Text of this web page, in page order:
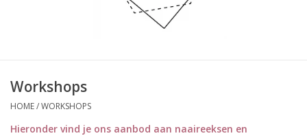
Fournituren
Workshops
HOME/WORKSHOPS
Hieronder vind je ons aanbod aan naaireeksen en